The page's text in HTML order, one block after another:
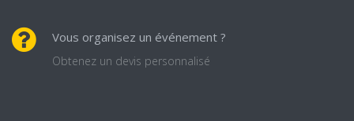
Vous organisez un événement ?
Obtenez un devis personnalisé